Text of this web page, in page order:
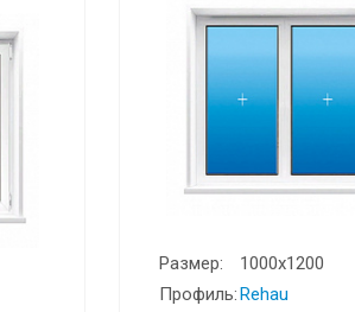
Размер:
1000х1200
Профиль:Rehau